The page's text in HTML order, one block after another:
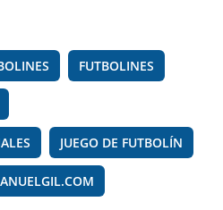
t FUTBOLINES
JUEGO DE FUTBOLÍN